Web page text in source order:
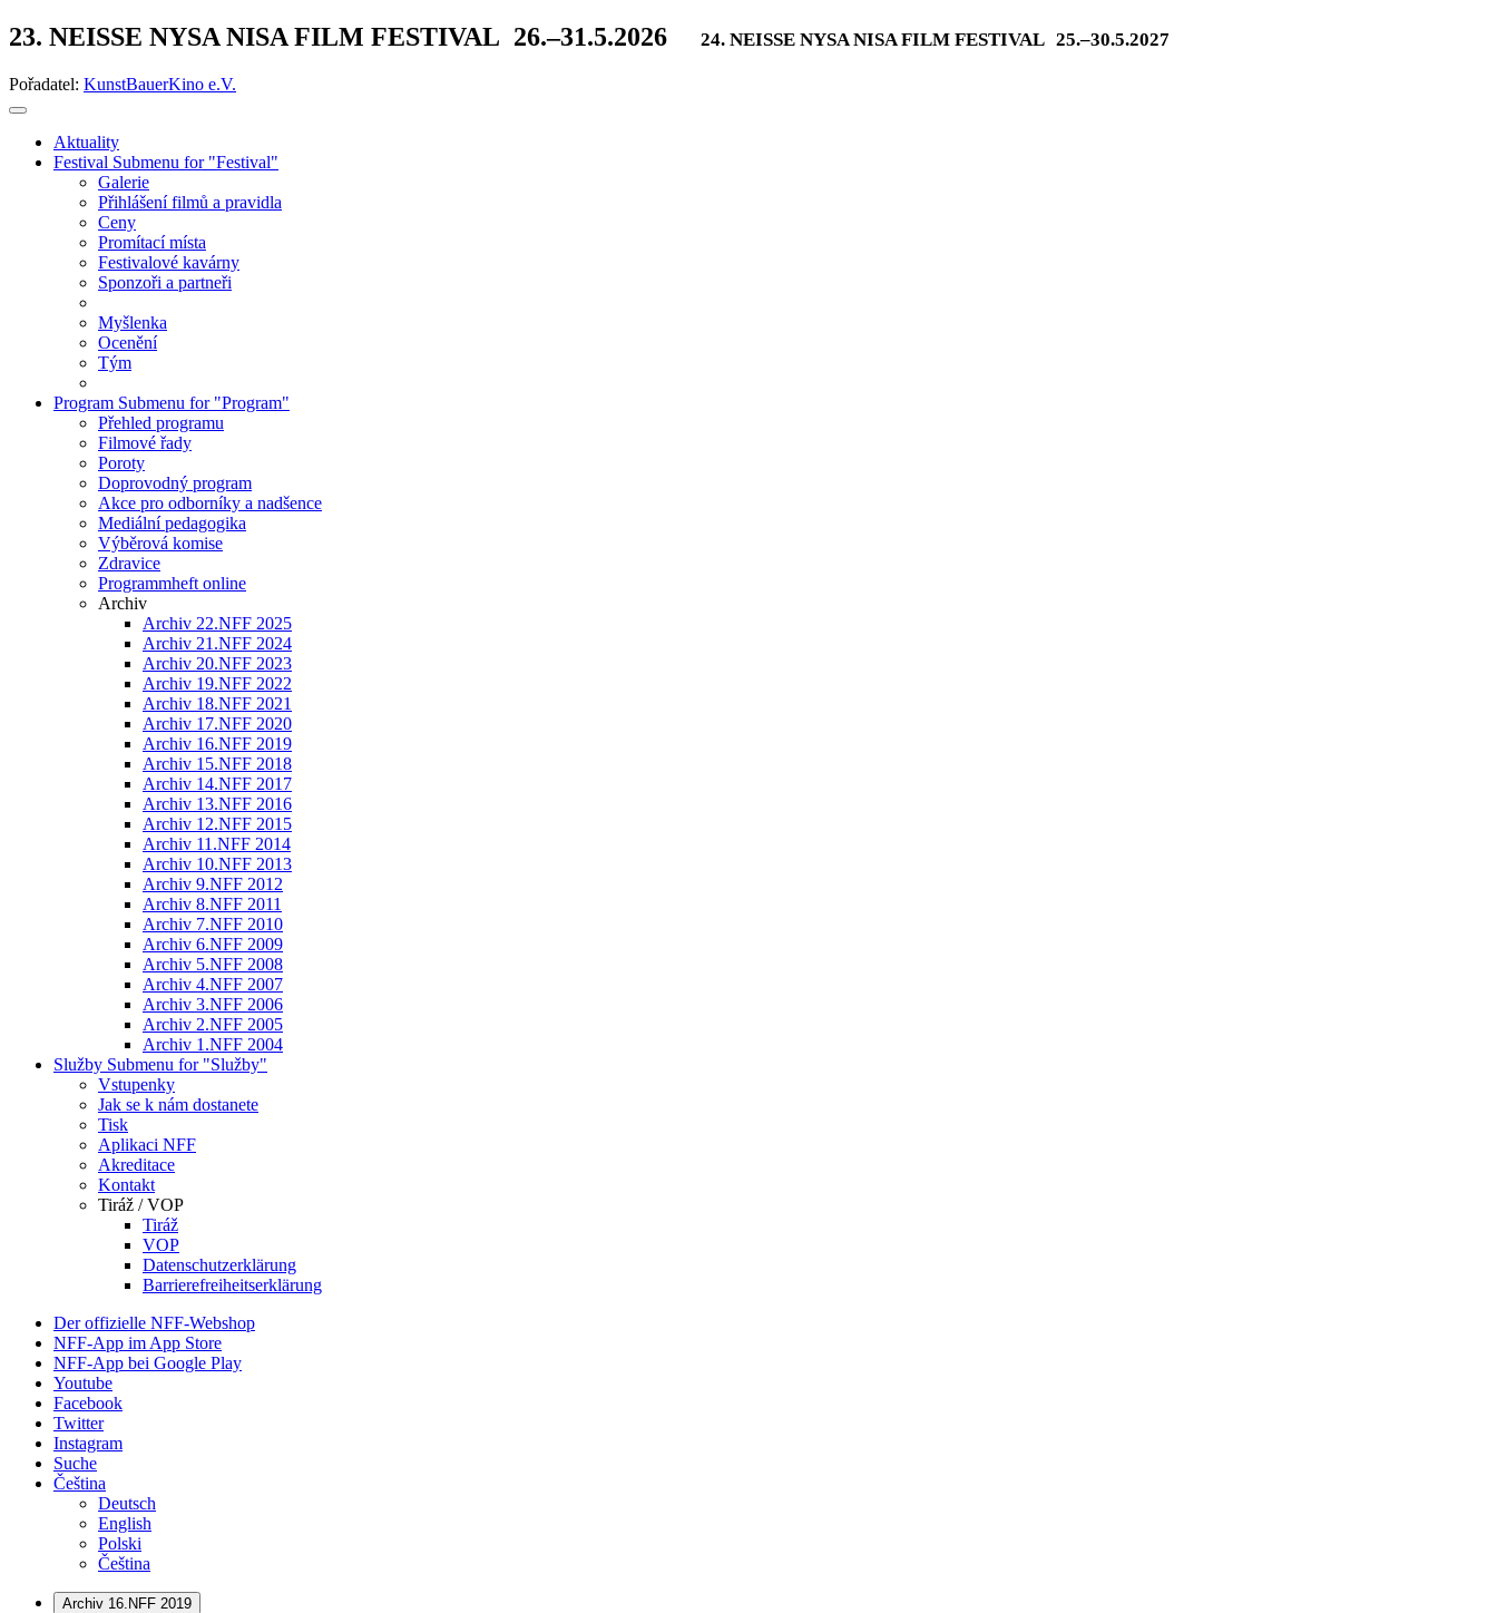
23. NEISSE NYSA NISA FILM FESTIVAL 26.–31.5.2026 24. NEISSE NYSA NISA FILM FESTIVAL 25.–30.5.2027
Pořadatel: KunstBauerKino e.V.
Aktuality
Festival Submenu for "Festival"
Galerie
Přihlášení filmů a pravidla
Ceny
Promítací místa
Festivalové kavárny
Sponzoři a partneři
Myšlenka
Ocenění
Tým
Program Submenu for "Program"
Přehled programu
Filmové řady
Poroty
Doprovodný program
Akce pro odborníky a nadšence
Mediální pedagogika
Výběrová komise
Zdravice
Programmheft online
Archiv
Archiv 22.NFF 2025
Archiv 21.NFF 2024
Archiv 20.NFF 2023
Archiv 19.NFF 2022
Archiv 18.NFF 2021
Archiv 17.NFF 2020
Archiv 16.NFF 2019
Archiv 15.NFF 2018
Archiv 14.NFF 2017
Archiv 13.NFF 2016
Archiv 12.NFF 2015
Archiv 11.NFF 2014
Archiv 10.NFF 2013
Archiv 9.NFF 2012
Archiv 8.NFF 2011
Archiv 7.NFF 2010
Archiv 6.NFF 2009
Archiv 5.NFF 2008
Archiv 4.NFF 2007
Archiv 3.NFF 2006
Archiv 2.NFF 2005
Archiv 1.NFF 2004
Služby Submenu for "Služby"
Vstupenky
Jak se k nám dostanete
Tisk
Aplikaci NFF
Akreditace
Kontakt
Tiráž / VOP
Tiráž
VOP
Datenschutzerklärung
Barrierefreiheitserklärung
Der offizielle NFF-Webshop
NFF-App im App Store
NFF-App bei Google Play
Youtube
Facebook
Twitter
Instagram
Suche
Čeština
Deutsch
English
Polski
Čeština
Archiv 16.NFF 2019